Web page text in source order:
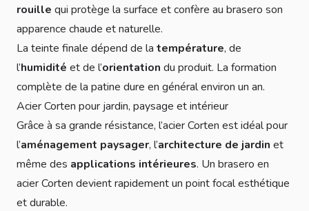
rouille qui protège la surface et confère au brasero son
apparence chaude et naturelle.
La teinte finale dépend de la température, de
l’humidité et de l’orientation du produit. La formation
complète de la patine dure en général environ un an.
Acier Corten pour jardin, paysage et intérieur
Grâce à sa grande résistance, l’acier Corten est idéal pour
l’aménagement paysager, l’architecture de jardin et
même des applications intérieures. Un brasero en
acier Corten devient rapidement un point focal esthétique
et durable.